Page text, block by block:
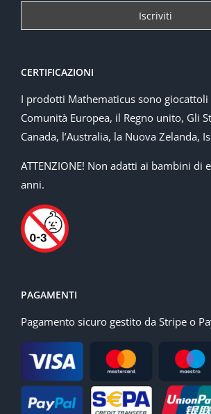
CERTIFICAZIONI
I prodotti Mathematicus sono
Comunità Europea, il Regno unito, Gli
Canada, l’Australia, la Nuova Zelanda,
ATTENZIONE! Non adatti ai bambini di
anni.
PAGAMENTI
Pagamento sicuro gestito da Stripe o